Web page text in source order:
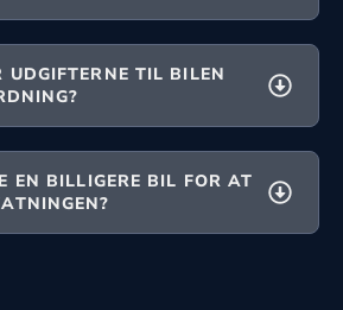
UDGIFTERNE TIL BILEN
EN BILLIGERE BIL FOR AT